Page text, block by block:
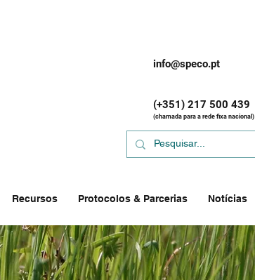
info@speco.pt
(+351) 217 500 439
(chamada para a rede fixa nacional)
Recursos Protocolos & Parcerias Notícias